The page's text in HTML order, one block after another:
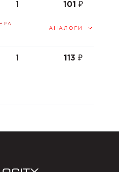
1 101 ₽
АНАЛОГИ
1 113 ₽